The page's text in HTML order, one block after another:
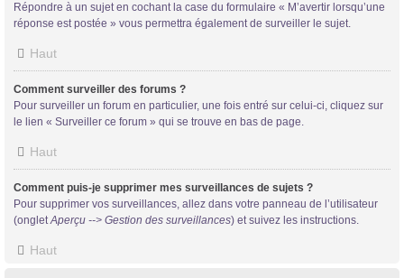
Répondre à un sujet en cochant la case du formulaire « M’avertir lorsqu’une
réponse est postée » vous permettra également de surveiller le sujet.
Haut
Comment surveiller des forums ?
Pour surveiller un forum en particulier, une fois entré sur celui-ci, cliquez sur
le lien « Surveiller ce forum » qui se trouve en bas de page.
Haut
Comment puis-je supprimer mes surveillances de sujets ?
Pour supprimer vos surveillances, allez dans votre panneau de l’utilisateur
(ongletAperçu --> Gestion des surveillances) et suivez les instructions.
Haut